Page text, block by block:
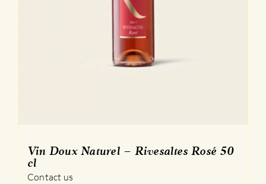
Vin Doux Naturel – Rivesaltes Rosé 50
cl
Contact us